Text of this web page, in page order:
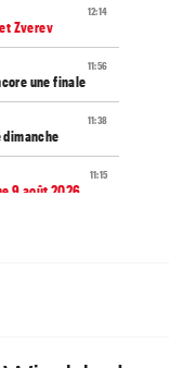
12:14
Zverev
11:56
une finale
11:38
dimanche
11:15
9 août 2026